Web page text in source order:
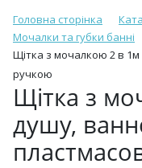
Головна сторінка
Мочалки та губки банні
Щітка з мочалкою 2 в 1м
ручкою
Щітка з
душу,